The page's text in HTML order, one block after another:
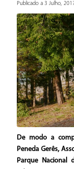
Publicado a 3 Julho,
De modo a
Peneda Gerês,
Parque Nacional